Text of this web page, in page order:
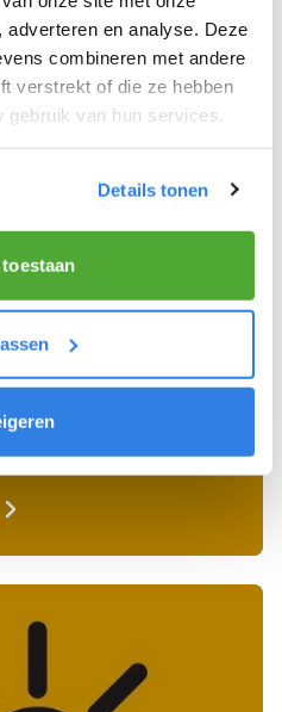
en analyse. Deze
combineren met andere
verstrekt of die ze hebben
van hun services.
Details tonen